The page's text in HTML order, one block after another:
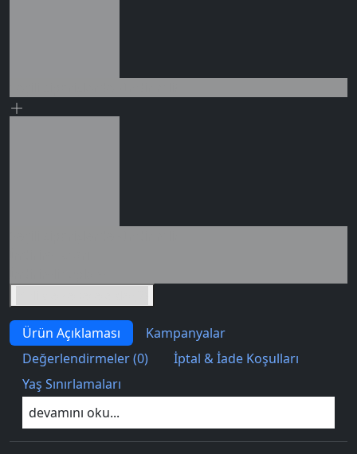
Ürün Açıklaması
Kampanyalar
Değerlendirmeler (0)
İptal & İade Koşulları
Yaş Sınırlamaları
devamını oku...